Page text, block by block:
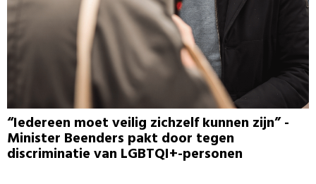
“Iedereen moet veilig zichzelf kunnen zijn” -
Minister Beenders pakt door tegen
discriminatie van LGBTQI+-personen